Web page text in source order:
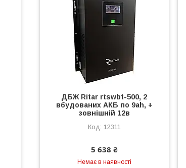
ДБЖ Ritar rtswbt-500, 2
вбудованих АКБ по 9ah, +
зовнішній 12в
12311
5 638 ₴
Немає в наявності